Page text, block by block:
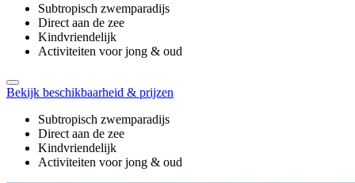
Subtropisch zwemparadijs
Direct aan de zee
Kindvriendelijk
Activiteiten voor jong & oud
Bekijk beschikbaarheid & prijzen
Subtropisch zwemparadijs
Direct aan de zee
Kindvriendelijk
Activiteiten voor jong & oud